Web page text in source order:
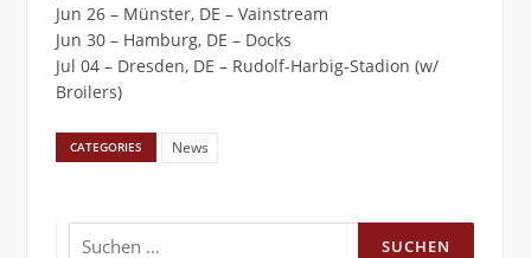
Jun 26 – Münster, DE – Vainstream
Jun 30 – Hamburg, DE – Docks
Jul 04 – Dresden, DE – Rudolf-Harbig-Stadion (w/
Broilers)
CATEGORIES News
Suchen
nach: